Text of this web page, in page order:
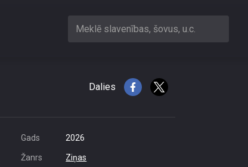
Meklē slavenības, šovus, u.c.
Dalies
Gads 2026
Žanrs Ziņas